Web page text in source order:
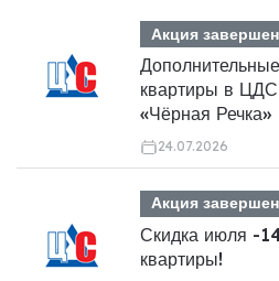
Акция
квартиры в
«Чёрная Речка»
24.07.2026
Акция
Скидка июля -
квартиры!